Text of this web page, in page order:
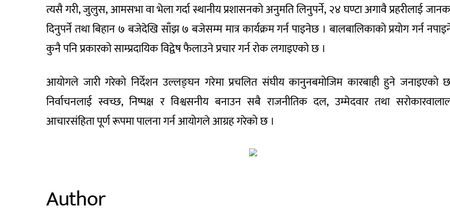
त्यसै गरी, जुलुस, आमसभा वा भेला गर्दा स्थानीय प्रशासनको अनुमति लिनुपर्ने, २४ घण्टा अगावै प्रहरीलाई
दिनुपर्ने तथा बिहान ७ बजेदेखि साँझ ७ बजेसम्म मात्र कार्यक्रम गर्न पाइनेछ । बालबालिकाको प्रयोग गर्न
कुनै पनि प्रकारको साम्प्रदायिक विद्वेष फैलाउने प्रचार गर्न रोक लगाइएको छ ।
आयोगले जारी गरेको निर्देशन उल्लङ्घन गरेमा प्रचलित संघीय कानुनबमोजिम कारबाही हुने जनाइएको
निर्वाचनलाई स्वच्छ, निष्पक्ष र विश्वसनीय बनाउन सबै राजनीतिक दल, उम्मेदवार तथा
आचारसंहिता पूर्ण रूपमा पालना गर्न आयोगले आग्रह गरेको छ ।
Author